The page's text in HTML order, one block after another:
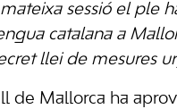
mateixa sessió el ple
catalana a
llei de mesures
de Mallorca ha